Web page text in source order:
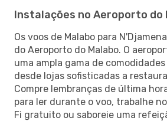
Instalações no Aeroporto do
Os voos de Malabo para
do Aeroporto do Malabo. O
uma ampla gama de
desde lojas sofisticadas a
Compre lembranças de última
para ler durante o voo, trabalhe
Fi gratuito ou saboreie uma